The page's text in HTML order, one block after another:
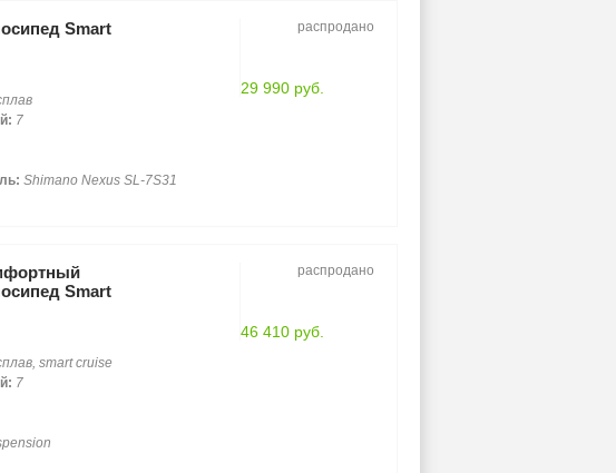
29 990 руб.
распродано
Smart
7
Shimano Nexus SL-7S31
46 410 руб.
распродано
Smart
smart cruise
7